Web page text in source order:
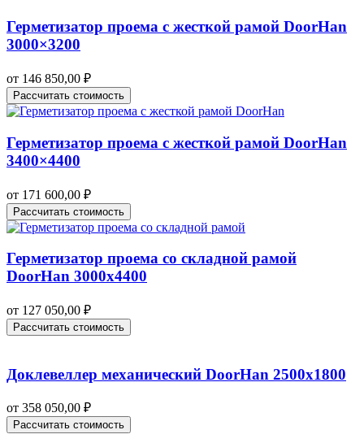
Герметизатор проема с жесткой рамой DoorHan
3000×3200
от 146 850,00 ₽
Рассчитать стоимость
Герметизатор проема с жесткой рамой DoorHan
3400×4400
от 171 600,00 ₽
Рассчитать стоимость
Герметизатор проема со складной рамой
DoorHan 3000х4400
от 127 050,00 ₽
Рассчитать стоимость
Доклевеллер механический DoorHan 2500х1800
от 358 050,00 ₽
Рассчитать стоимость